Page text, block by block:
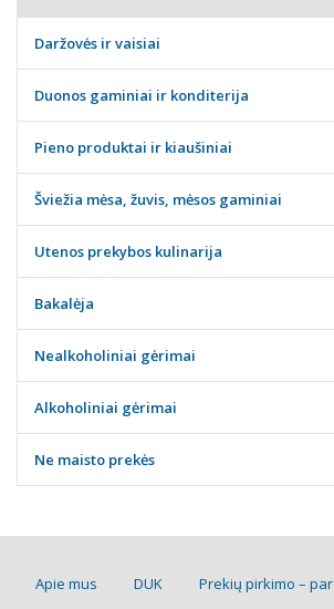
Daržovės ir vaisiai
Duonos gaminiai ir konditerija
Pieno produktai ir kiaušiniai
Šviežia mėsa, žuvis, mėsos gaminiai
Utenos prekybos kulinarija
Bakalėja
Nealkoholiniai gėrimai
Alkoholiniai gėrimai
Ne maisto prekės
Apie mus DUK
Prekių pirkimo –